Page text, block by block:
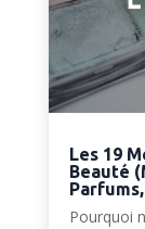
Les 19
Beauté
Pourquoi